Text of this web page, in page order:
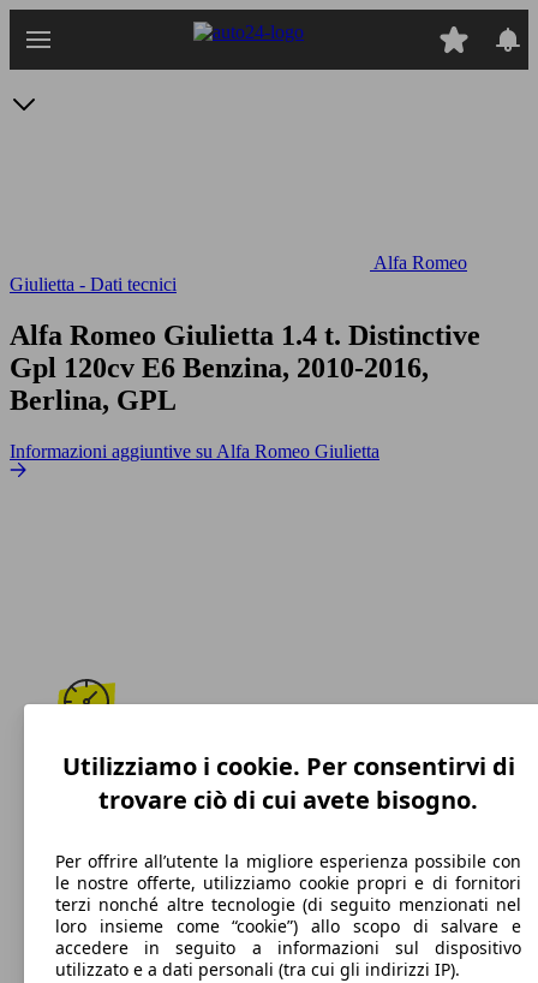
Alfa Romeo
Giulietta - Dati tecnici
Alfa Romeo Giulietta 1.4 t. Distinctive
Gpl 120cv E6 Benzina, 2010-2016,
Berlina, GPL
Informazioni aggiuntive su Alfa Romeo Giulietta
195 km/h
Velocità massima
GPL
Carburante
Utilizziamo i cookie. Per consentirvi di
trovare ciò di cui avete bisogno.
Per offrire all’utente la migliore esperienza possibile con
le nostre offerte, utilizziamo cookie propri e di fornitori
terzi nonché altre tecnologie (di seguito menzionati nel
loro insieme come “cookie”) allo scopo di salvare e
accedere in seguito a informazioni sul dispositivo
utilizzato e a dati personali (tra cui gli indirizzi IP).